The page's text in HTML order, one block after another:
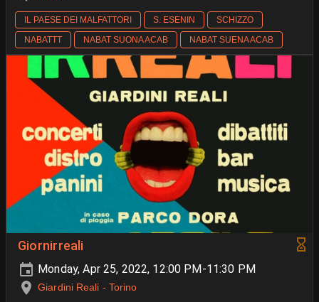
IL PAESE DEI MALFATTORI S. ESENIN
SCHIZZO
NABATTT
NABAT SUONA ACAB NABAT SUENA ACAB
Giornirreali
Monday, Apr 25, 2022, 12:00 PM-11:30 PM
Giardini Reali - Torino